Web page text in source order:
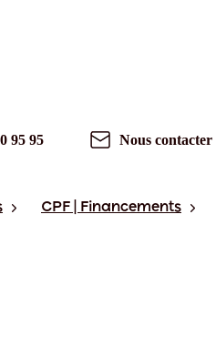
95 95 Nous contacter
CPF | Financements